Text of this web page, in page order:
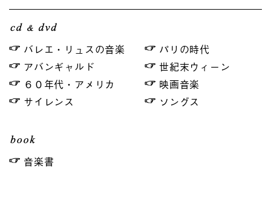
バレエ・リュスの音楽
パリの時代
アバンギャルド
世紀末ウィーン
６０年代・アメリカ
映画音楽
サイレンス
ソングス
音楽書